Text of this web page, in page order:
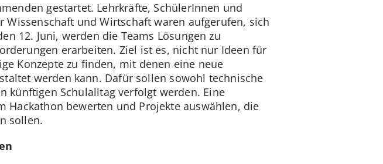
gestartet. Lehrkräfte, SchülerInnen und
und Wirtschaft waren aufgerufen, sich
12. Juni, werden die Teams Lösungen zu
erarbeiten. Ziel ist es, nicht nur Ideen für
Konzepte zu finden, mit denen eine neue
werden kann. Dafür sollen sowohl technische
künftigen Schulalltag verfolgt werden. Eine
Hackathon bewerten und Projekte auswählen, die
sollen.